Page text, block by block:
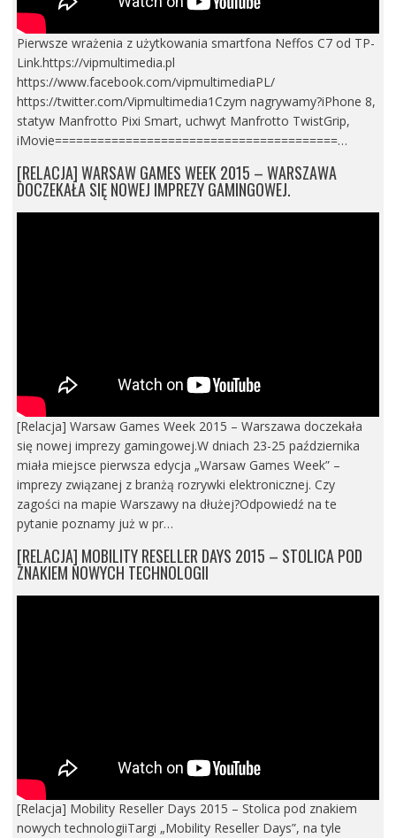
Pierwsze wrażenia z użytkowania smartfona Neffos C7 od TP-
Link.https://vipmultimedia.pl
https://www.facebook.com/vipmultimediaPL/
https://twitter.com/Vipmultimedia1Czym nagrywamy?iPhone 8,
statyw Manfrotto Pixi Smart, uchwyt Manfrotto TwistGrip,
iMovie========================================…
[RELACJA] WARSAW GAMES WEEK 2015 – WARSZAWA
DOCZEKAŁA SIĘ NOWEJ IMPREZY GAMINGOWEJ.
[Relacja] Warsaw Games Week 2015 – Warszawa doczekała
się nowej imprezy gamingowej.W dniach 23-25 października
miała miejsce pierwsza edycja „Warsaw Games Week” –
imprezy związanej z branżą rozrywki elektronicznej. Czy
zagości na mapie Warszawy na dłużej?Odpowiedź na te
pytanie poznamy już w pr…
[RELACJA] MOBILITY RESELLER DAYS 2015 – STOLICA POD
ZNAKIEM NOWYCH TECHNOLOGII
[Relacja] Mobility Reseller Days 2015 – Stolica pod znakiem
nowych technologiiTargi „Mobility Reseller Days”, na tyle